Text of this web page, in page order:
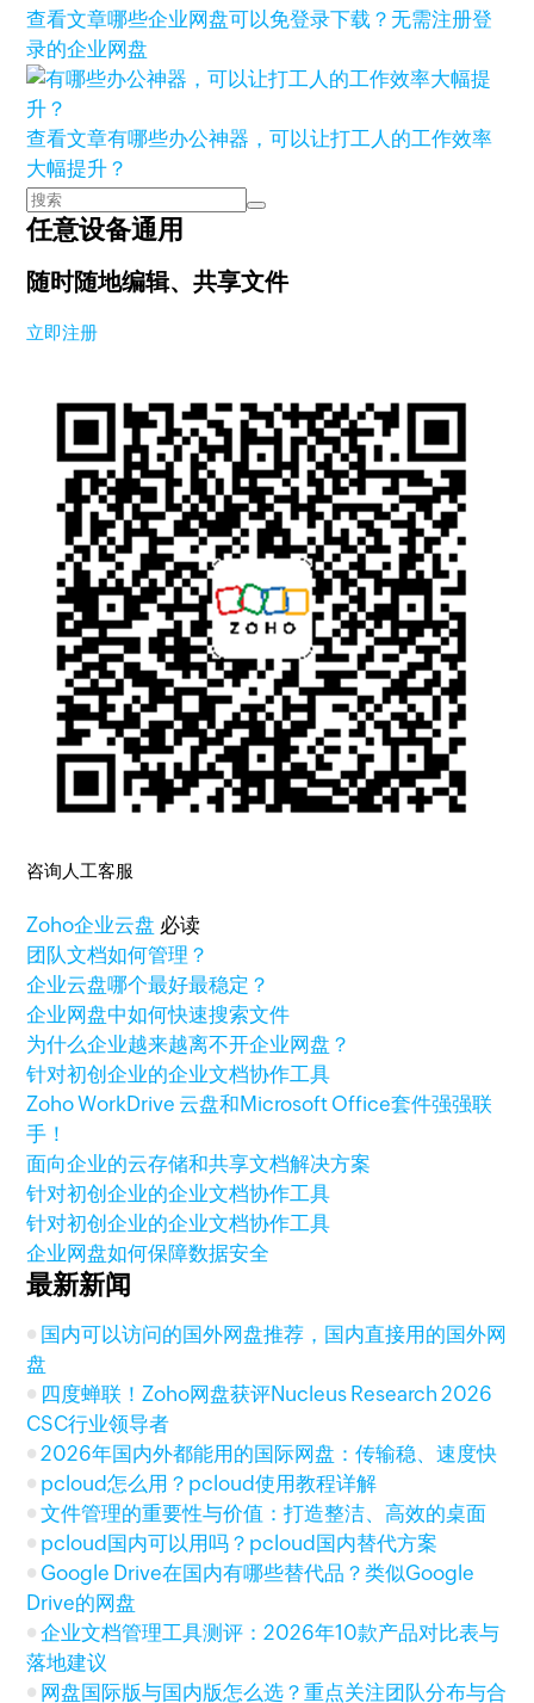
查看文章哪些企业网盘可以免登录下载？无需注册登
录的企业网盘
查看文章有哪些办公神器，可以让打工人的工作效率
大幅提升？
任意设备通用
随时随地编辑、共享文件
立即注册
咨询人工客服
Zoho企业云盘 必读
团队文档如何管理？
企业云盘哪个最好最稳定？
企业网盘中如何快速搜索文件
为什么企业越来越离不开企业网盘？
针对初创企业的企业文档协作工具
Zoho WorkDrive 云盘和Microsoft Office套件强强联
手！
面向企业的云存储和共享文档解决方案
针对初创企业的企业文档协作工具
针对初创企业的企业文档协作工具
企业网盘如何保障数据安全
最新新闻
国内可以访问的国外网盘推荐，国内直接用的国外网
盘
四度蝉联！Zoho网盘获评Nucleus Research 2026
CSC行业领导者
2026年国内外都能用的国际网盘：传输稳、速度快
pcloud怎么用？pcloud使用教程详解
文件管理的重要性与价值：打造整洁、高效的桌面
pcloud国内可以用吗？pcloud国内替代方案
Google Drive在国内有哪些替代品？类似Google
Drive的网盘
企业文档管理工具测评：2026年10款产品对比表与
落地建议
网盘国际版与国内版怎么选？重点关注团队分布与合